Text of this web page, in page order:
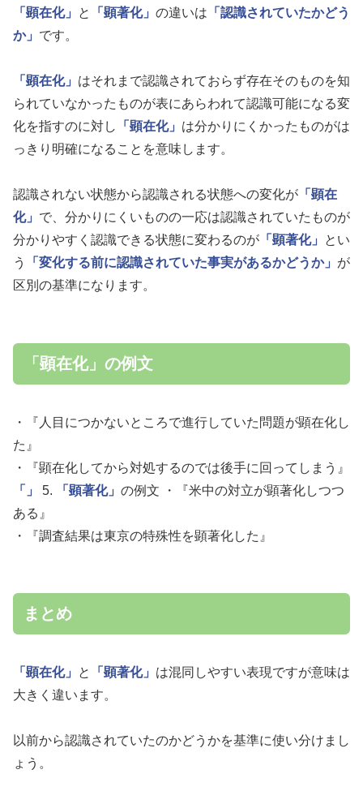
「顕在化」 と 「顕著化」 の違いは 「認識されていたかどう
か」 です。
「顕在化」 はそれまで認識されておらず存在そのものを知
られていなかったものが表にあらわれて認識可能になる変
化を指すのに対し
「顕在化」 は分かりにくかったものがは
っきり明確になることを意味します。
認識されない状態から認識される状態への変化が 「顕在
化」 で、分かりにくいものの一応は認識されていたものが
分かりやすく認識できる状態に変わるのが 「顕著化」
とい
う
「変化する前に認識されていた事実があるかどうか」 が
区別の基準になります。
「顕在化」の例文
・『人目につかないところで進行していた問題が顕在化し
た』
・『顕在化してから対処するのでは後手に回ってしまう』
「」
5. 「顕著化」 の例文 ・『米中の対立が顕著化しつつ
ある』
・『調査結果は東京の特殊性を顕著化した』
まとめ
「顕在化」 と 「顕著化」 は混同しやすい表現ですが意味は
大きく違います。
以前から認識されていたのかどうかを基準に使い分けまし
ょう。